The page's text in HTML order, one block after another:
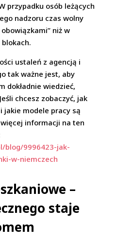
przypadku osób leżących
nadzoru czas wolny
niż w
ustaleń z agencją i
tak ważne jest, aby
dokładnie wiedzieć,
chcesz zobaczyć, jak
jakie modele pracy są
informacji na ten
blog/9996423-jak-
w-niemczech
–
staje